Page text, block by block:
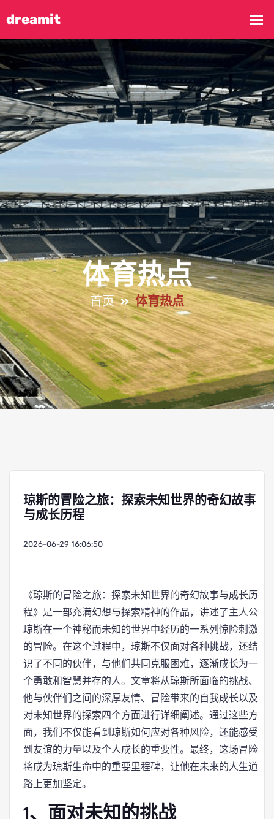
体育热点
首页 体育热点
琼斯的冒险之旅：探索未知世界的奇幻故事
与成长历程
2026-06-29 16:06:50
《琼斯的冒险之旅：探索未知世界的奇幻故事与成长历
程》是一部充满幻想与探索精神的作品，讲述了主人公
琼斯在一个神秘而未知的世界中经历的一系列惊险刺激
的冒险。在这个过程中，琼斯不仅面对各种挑战，还结
识了不同的伙伴，与他们共同克服困难，逐渐成长为一
个勇敢和智慧并存的人。文章将从琼斯所面临的挑战、
他与伙伴们之间的深厚友情、冒险带来的自我成长以及
对未知世界的探索四个方面进行详细阐述。通过这些方
面，我们不仅能看到琼斯如何应对各种风险，还能感受
到友谊的力量以及个人成长的重要性。最终，这场冒险
将成为琼斯生命中的重要里程碑，让他在未来的人生道
路上更加坚定。
1、面对未知的挑战